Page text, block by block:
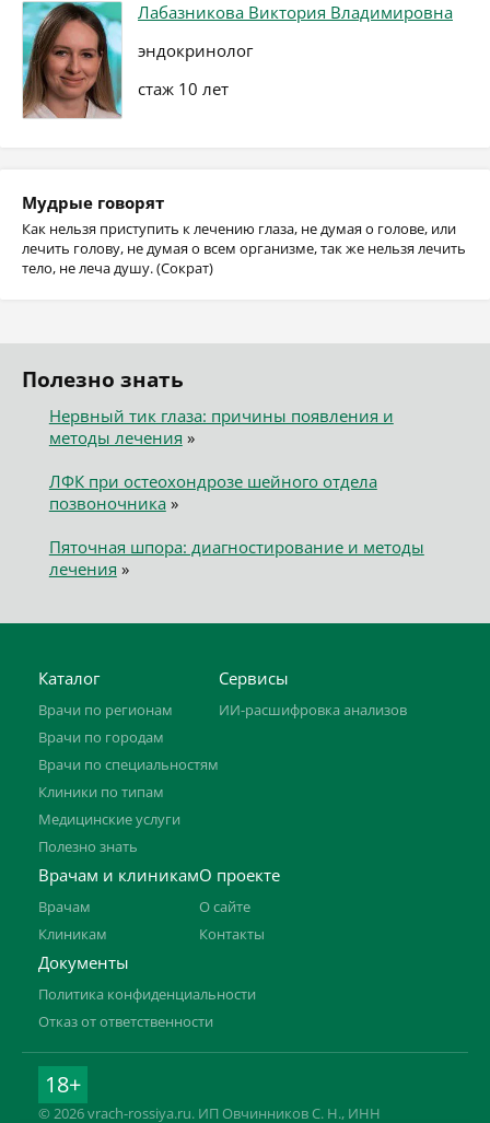
Лабазникова Виктория Владимировна
эндокринолог
стаж 10 лет
Мудрые говорят
Как нельзя приступить к лечению глаза, не думая о голове, или
лечить голову, не думая о всем организме, так же нельзя лечить
тело, не леча душу. (Сократ)
Полезно знать
Нервный тик глаза: причины появления и
методы лечения »
ЛФК при остеохондрозе шейного отдела
позвоночника»
Пяточная шпора: диагностирование и методы
лечения »
Каталог
Врачи по регионам
Врачи по городам
Врачи по специальностям
Клиники по типам
Медицинские услуги
Полезно знать
Сервисы
ИИ-расшифровка анализов
Врачам и клиникам
Врачам
Клиникам
О проекте
О сайте
Контакты
Документы
Политика конфиденциальности
Отказ от ответственности
18+
© 2026 vrach-rossiya.ru. ИП Овчинников С. Н., ИНН